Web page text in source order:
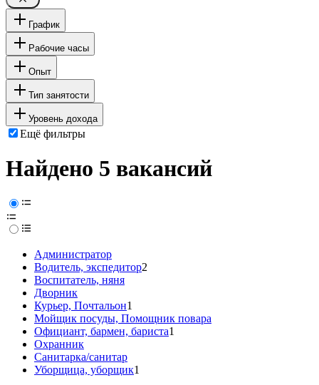
График
Рабочие часы
Опыт
Тип занятости
Уровень дохода
Ещё фильтры
Найдено 5 вакансий
Администратор
Водитель, экспедитор2
Воспитатель, няня
Дворник
Курьер, Почтальон1
Мойщик посуды, Помощник повара
Официант, бармен, бариста1
Охранник
Санитарка/санитар
Уборщица, уборщик1